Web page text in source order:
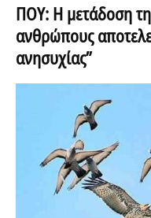
ΠΟΥ: H μετάδοση
ανθρώπους
ανησυχίας”